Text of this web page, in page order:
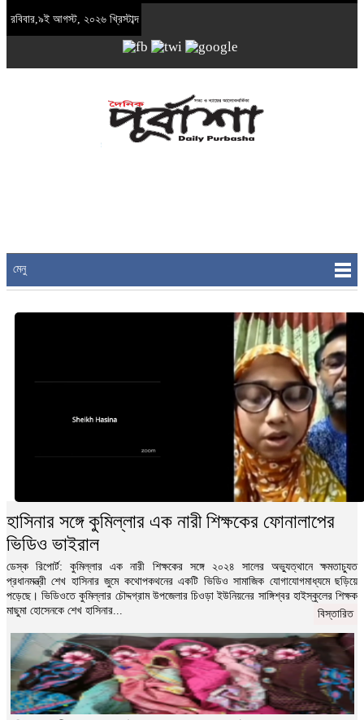
রবিবার,৯ই আগস্ট, ২০২৬ খ্রিস্টাব্দ
মেনু
হাসিনার সঙ্গে কুমিল্লার এক নারী শিক্ষকের ফোনালাপের
ভিডিও ভাইরাল
ডেস্ক রিপোর্ট: কুমিল্লার এক নারী শিক্ষকের সঙ্গে ২০২৪ সালের অভ্যুত্থানে ক্ষমতাচ্যুত
প্রধানমন্ত্রী শেখ হাসিনার জুমে কথোপকথনের একটি ভিডিও সামাজিক যোগাযোগমাধ্যমে ছড়িয়ে
পড়েছে। ভিডিওতে কুমিল্লার চৌদ্দগ্রাম উপজেলার চিওড়া ইউনিয়নের সাঙ্গিশ্বর হাইস্কুলের শিক্ষক
মাছুমা হোসেনকে শেখ হাসিনার...
বিস্তারিত